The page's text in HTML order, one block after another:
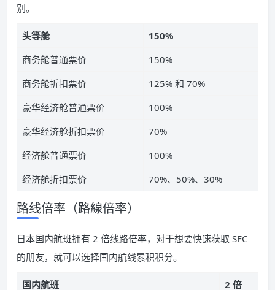
别。
头等舱
150%
商务舱普通票价
150%
商务舱折扣票价
125% 和 70%
豪华经济舱普通票价
100%
豪华经济舱折扣票价
70%
经济舱普通票价
100%
经济舱折扣票价
70%、50%、30%
路线倍率（路線倍率）
日本国内航班拥有 2 倍线路倍率，对于想要快速获取 SFC
的朋友，就可以选择国内航线累积积分。
国内航班
2 倍